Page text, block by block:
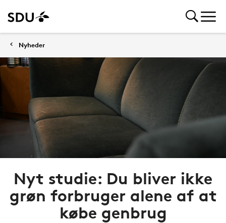
Nyheder
Nyt studie: Du bliver ikke
grøn forbruger alene af at
købe genbrug